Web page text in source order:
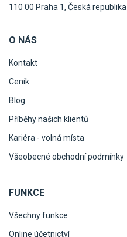
110 00 Praha 1, Česká republika
O NÁS
Kontakt
Ceník
Blog
Příběhy našich klientů
Kariéra - volná místa
Všeobecné obchodní podmínky
FUNKCE
Všechny funkce
Online účetnictví